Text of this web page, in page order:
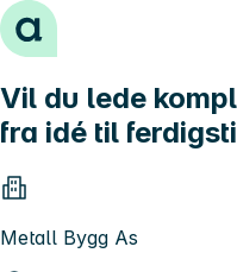
Hopp til innhold
Vil du lede
fra idé til
Metall Bygg As